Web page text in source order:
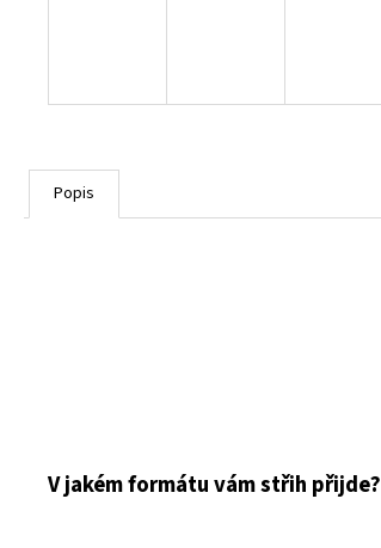
Popis
V jakém formátu vám střih přijde?